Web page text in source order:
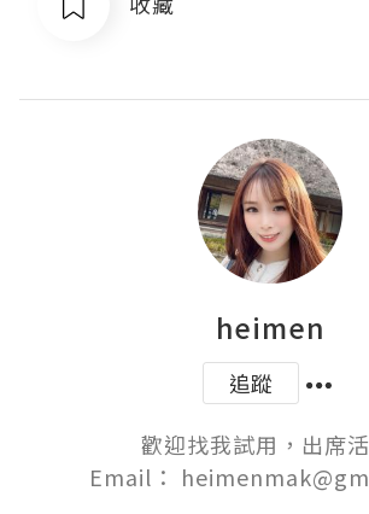
heimen
追蹤
歡迎找我試用，出席
Email：